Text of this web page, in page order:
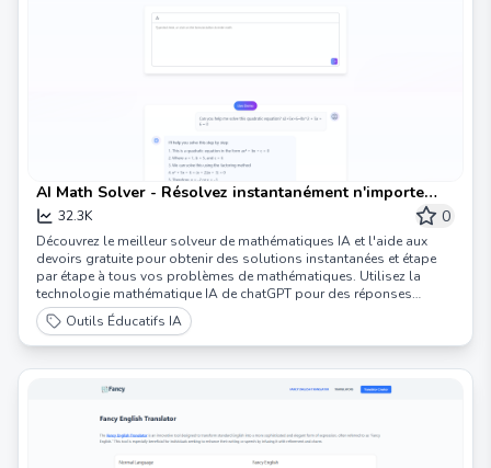
AI Math Solver - Résolvez instantanément n'importe
quel problème mathématique avec GptMath AI
32.3K 0
Découvrez le meilleur solveur de mathématiques IA et l'aide aux
devoirs gratuite pour obtenir des solutions instantanées et étape
par étape à tous vos problèmes de mathématiques. Utilisez la
technologie mathématique IA de chatGPT pour des réponses
précises, de l'algèbre au calcul.
Outils Éducatifs IA